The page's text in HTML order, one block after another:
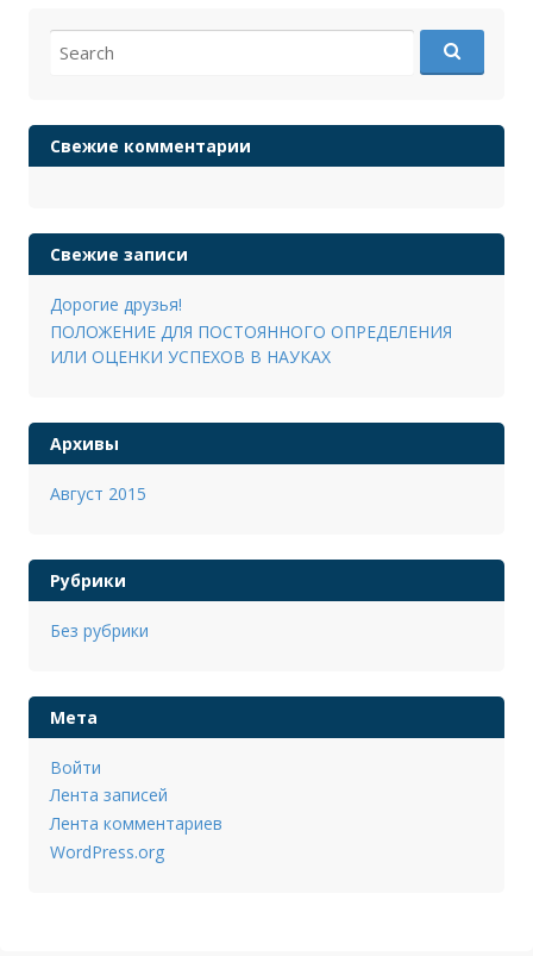
for:
Свежие комментарии
Свежие записи
Дорогие друзья!
ПОЛОЖЕНИЕ ДЛЯ ПОСТОЯННОГО ОПРЕДЕЛЕНИЯ
ИЛИ ОЦЕНКИ УСПЕХОВ В НАУКАХ
Архивы
Август 2015
Рубрики
Без рубрики
Мета
Войти
Лента записей
Лента комментариев
WordPress.org